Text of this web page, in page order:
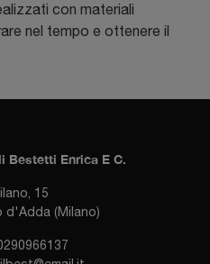
con materiali
nel tempo e ottenere il
Bestetti Enrica E C.
15
d'Adda (Milano)